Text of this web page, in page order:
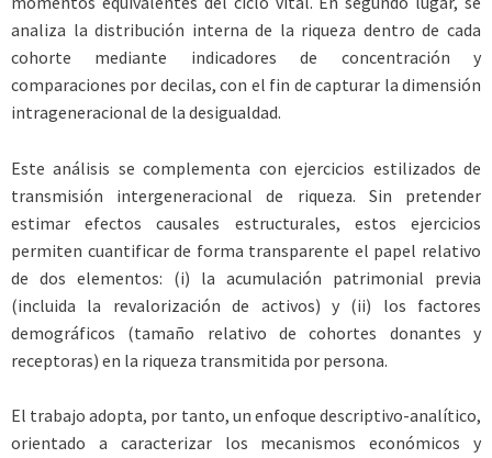
analiza la distribución interna de la riqueza dentro de cada
cohorte mediante indicadores de concentración y
comparaciones por decilas, con el fin de capturar la dimensión
intrageneracional de la desigualdad.
Este análisis se complementa con ejercicios estilizados de
transmisión intergeneracional de riqueza. Sin pretender
estimar efectos causales estructurales, estos ejercicios
permiten cuantificar de forma transparente el papel relativo
de dos elementos: (i) la acumulación patrimonial previa
(incluida la revalorización de activos) y (ii) los factores
demográficos (tamaño relativo de cohortes donantes y
receptoras) en la riqueza transmitida por persona.
El trabajo adopta, por tanto, un enfoque descriptivo-analítico,
orientado a caracterizar los mecanismos económicos y